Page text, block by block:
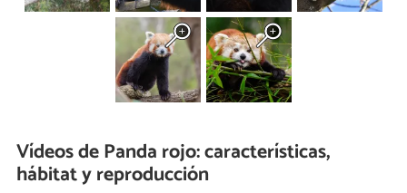
Vídeos de Panda rojo: características,
hábitat y reproducción